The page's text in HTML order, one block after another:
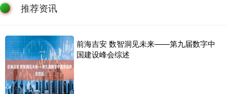
推荐资讯
前海吉安 数智洞见未来——第九届数字中
国建设峰会综述